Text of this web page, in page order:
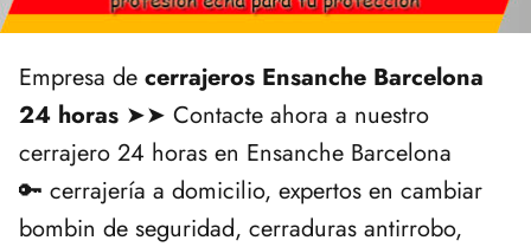
Empresa de cerrajeros Ensanche Barcelona
24 horas ➤➤ Contacte ahora a nuestro
cerrajero 24 horas en Ensanche Barcelona
🔑 cerrajería a domicilio, expertos en cambiar
bombin de seguridad, cerraduras antirrobo,